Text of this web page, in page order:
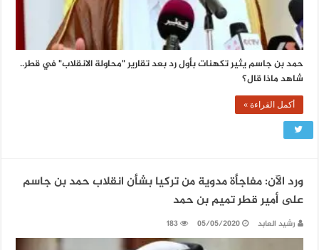
حمد بن جاسم يثير تكهنات بأول رد بعد تقارير "محاولة الانقلاب" في قطر..
شاهد ماذا قال؟
أكمل القراءة »
ورد الآن: مفاجأة مدوية من تركيا بشأن انقلاب حمد بن جاسم
على أمير قطر تميم بن حمد
رشيد العابد 05/05/2020
183